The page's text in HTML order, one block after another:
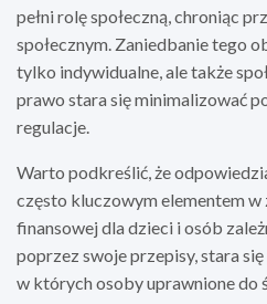
pełni rolę społeczną, chroniąc
społecznym. Zaniedbanie tego
tylko indywidualne, ale także
prawo stara się minimalizować
regulacje.
Warto podkreślić, że
często kluczowym elementem
finansowej dla dzieci i osób
poprzez swoje przepisy, stara
w których osoby uprawnione do